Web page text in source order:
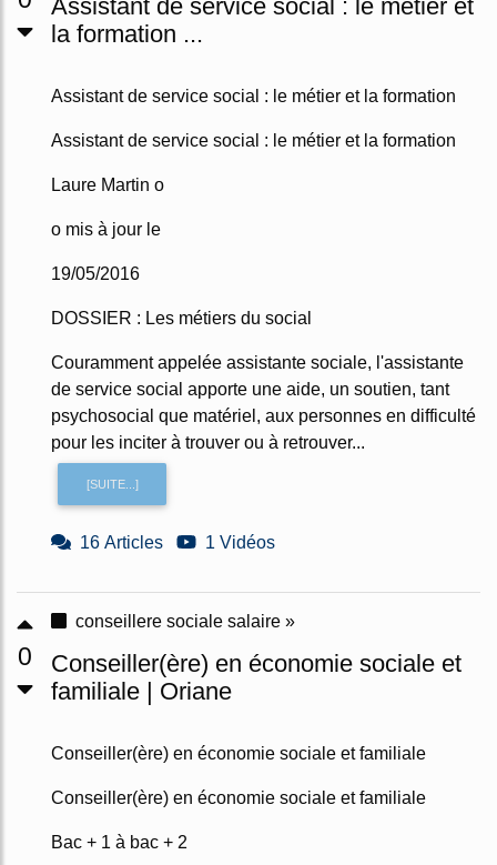
Assistant de service social : le métier et
la formation ...
Assistant de service social : le métier et la formation
Assistant de service social : le métier et la formation
Laure Martin o
o mis à jour le
19/05/2016
DOSSIER : Les métiers du social
Couramment appelée assistante sociale, l'assistante
de service social apporte une aide, un soutien, tant
psychosocial que matériel, aux personnes en difficulté
pour les inciter à trouver ou à retrouver...
[SUITE...]
16 Articles 1 Vidéos
0
conseillere sociale salaire »
Conseiller(ère) en économie sociale et
familiale | Oriane
Conseiller(ère) en économie sociale et familiale
Conseiller(ère) en économie sociale et familiale
Bac + 1 à bac + 2